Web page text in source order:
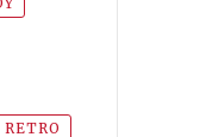
RETRO